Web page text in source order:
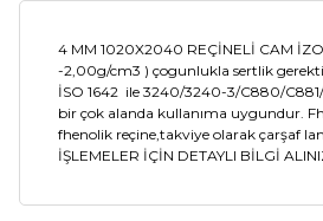
4 MM 1020X2040 REÇİNELİ CAM
-2,00g/cm3 ) çogunlukla sertlik
İSO 1642 ile 3240/3240-3/C880/C881/
bir çok alanda kullanıma uygundur.
fhenolik reçine,takviye olarak çarşaf
İŞLEMELER İÇİN DETAYLI BİLGİ